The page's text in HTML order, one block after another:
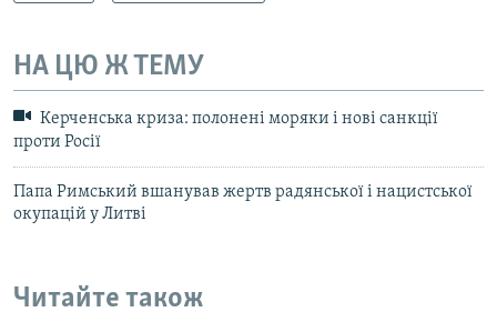
НА ЦЮ Ж ТЕМУ
Керченська криза: полонені моряки і нові санкції
проти Росії
Папа Римський вшанував жертв радянської і нацистської
окупацій у Литві
Читайте також